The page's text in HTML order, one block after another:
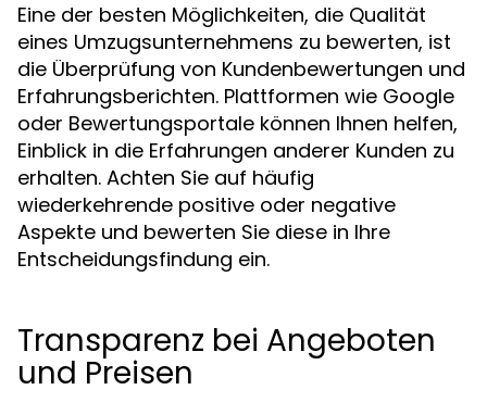
Eine der besten Möglichkeiten, die Qualität
eines Umzugsunternehmens zu bewerten, ist
die Überprüfung von Kundenbewertungen und
Erfahrungsberichten. Plattformen wie Google
oder Bewertungsportale können Ihnen helfen,
Einblick in die Erfahrungen anderer Kunden zu
erhalten. Achten Sie auf häufig
wiederkehrende positive oder negative
Aspekte und bewerten Sie diese in Ihre
Entscheidungsfindung ein.
Transparenz bei Angeboten
und Preisen